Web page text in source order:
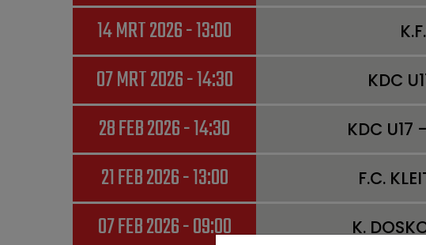
14 MRT 2026 - 13:00
07 MRT 2026 - 14:30 KDC
28 FEB 2026 - 14:30 KDC U17
21 FEB 2026 - 13:00 F.C.
07 FEB 2026 - 09:00 K.